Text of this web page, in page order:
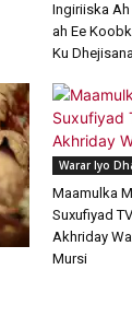
Ingiriiska
ah Ee
Ku
Warar Iyo
Maamulka
Suxufiyad
Akhriday
Mursi